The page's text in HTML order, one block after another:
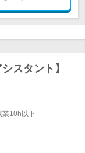
スタント】
10h以下